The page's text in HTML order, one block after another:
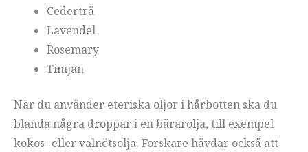
Cederträ
Lavendel
Rosemary
Timjan
När du använder eteriska oljor i hårbotten ska du
blanda några droppar i en bärarolja, till exempel
kokos- eller valnötsolja. Forskare hävdar också att